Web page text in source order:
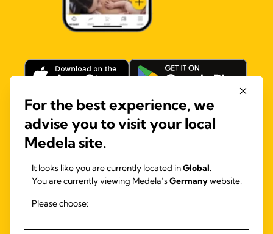
Holen Sie sich die App!
Schwangerschaft bis nach der Geburt und hilft Ihnen, den
Überblick über die Bedürfnisse Ihres Babys zu behalten.
Schwangerschaft
Abpumpen
For the best experience, we
advise you to visit your local
Medela site.
It looks like you are currently located inGlobal.
You are currently viewing Medela’sGermanywebsite.
Please choose: